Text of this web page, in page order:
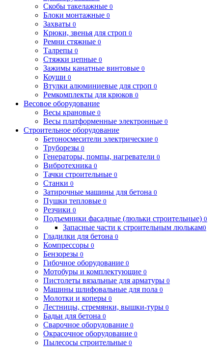
Скобы такелажные 0
Блоки монтажные 0
Захваты 0
Крюки, звенья для строп 0
Ремни стяжные 0
Талрепы 0
Стяжки цепные 0
Зажимы канатные винтовые 0
Коуши 0
Втулки алюминиевые для строп 0
Ремкомплекты для крюков 0
Весовое оборудование
Весы крановые 0
Весы платформенные электронные 0
Строительное оборудование
Бетоносмесители электрические 0
Труборезы 0
Генераторы, помпы, нагреватели 0
Вибротехника 0
Тачки строительные 0
Станки 0
Затирочные машины для бетона 0
Пушки тепловые 0
Резчики 0
Подъемники фасадные (люльки строительные) 0
Запасные части к строительным люлькам0
Гладилки для бетона 0
Компрессоры 0
Бензорезы 0
Гибочное оборудование 0
Мотобуры и комплектующие 0
Пистолеты вязальные для арматуры 0
Машины шлифовальные для пола 0
Молотки и коперы 0
Лестницы, стремянки, вышки-туры 0
Бадьи для бетона 0
Сварочное оборудование 0
Окрасочное оборудование 0
Пылесосы строительные 0